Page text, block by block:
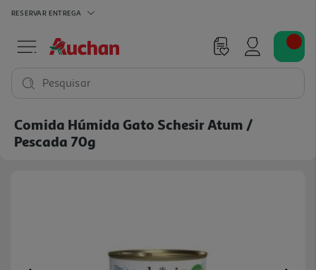
RESERVAR ENTREGA
Pesquisar
Comida Húmida Gato Schesir Atum /
Pescada 70g